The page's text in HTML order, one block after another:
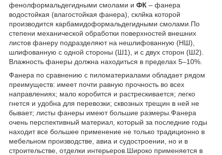
фенолформальдегидными смолами и ФК – фанера
водостойкая (влагостойкая фанера), склйка которой
производится карбамидоформальдегидными смолами.По
степени механической обработки поверхностей внешних
листов фанеру подразделяют на нешлифованную (НШ),
шлифованную с одной стороны (Ш1), и с двух сторон (Ш2).
Влажность фанеры должна находиться в пределах 5–10%.
Фанера по сравнению с пиломатериалами обладает рядом
преимуществ: имеет почти равную прочность во всех
направлениях; мало коробится и растрескивается; легко
гнется и удобна для перевозки; сквозных трещин в ней не
бывает; листы фанеры имеют большие размеры.Фанера
очень перспективный материал, который за последние годы
находит все большее применение не только традиционно в
мебельном производстве, авиа и судостроении, но и в
строительстве, отделки интерьеров.Широко применяется в